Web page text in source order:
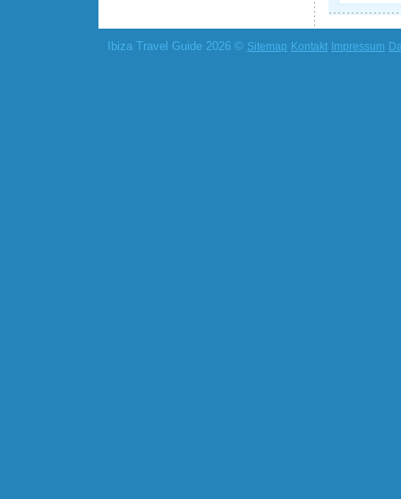
Ibiza Travel Guide 2026 © Sitemap Kontakt Impressum